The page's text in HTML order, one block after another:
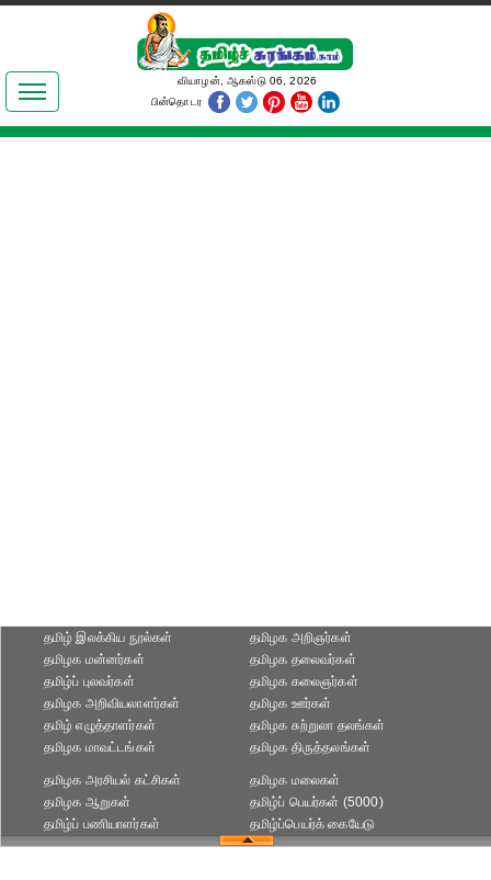
இலக்கியங்கள்
தமிழ் உலகம்
வியாழன், ஆகஸ்டு 06, 2026
பின்தொடர
தமிழ் இலக்கிய நூல்கள்
தமிழக மன்னர்கள்
தமிழ்ப் புலவர்கள்
தமிழக அறிஞர்கள்
தமிழக தலைவர்கள்
தமிழக கலைஞர்கள்
தமிழக அறிவியலாளர்கள்‎
தமிழ் எழுத்தாளர்கள்
தமிழக மாவட்டங்கள்
தமிழக ஊர்கள்
தமிழக சுற்றுலா தலங்கள்
தமிழக திருத்தலங்கள்
தமிழக அரசியல் கட்சிகள்
தமிழக ஆறுகள்
தமிழ்ப் பணியாளர்கள்
தமிழக மலைகள்
தமிழ்ப் பெயர்கள் (5000)
தமிழ்ப்பெயர்க் கையேடு